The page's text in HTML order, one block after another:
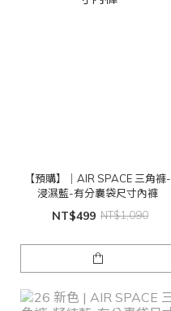
【預購】｜AIR SPACE 三角褲-
浸濕藍-有分囊袋尺寸內褲
NT$499 NT$1,090